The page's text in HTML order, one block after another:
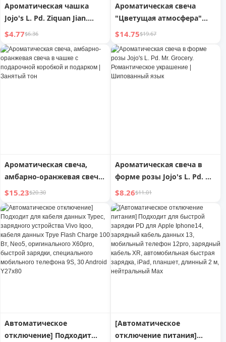
Ароматическая чашка
Jojo's L. Pd. Ziquan Jian.
Керамическая чайная
чашка с пейзажем в стиле
живописи тушью | Scream
$4.77$6.36
Ароматическая свеча
"Цветущая атмосфера"
Snowflake Shell с
уникальной текстурой
Biweight
$14.75$19.67
Ароматическая свеча,
амбарно-оранжевая свеча
в чашке с подарочной
коробкой и подарком |
Занятый тон
$15.23$20.30
Ароматическая свеча в
форме розы Jojo's L. Pd. Mr.
Grocery. Романтическое
украшение | Шипованный
язык
$8.26$11.01
Автоматическое
отключение] Подходит
[Автоматическое
отключение питания]